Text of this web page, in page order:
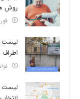
روش
فوریه
لیست
اطراف
لیست